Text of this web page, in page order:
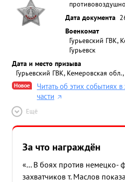
Дата документа
Военкомат
Гурьевский ГВК,
Гурьевск
Дата и место призыва
Гурьевский ГВК, Кемеровская обл.,
Новое
Читать об этих событиях
части
Ещё
За что награждён
«... В боях против немецко-
захватчиков т. Маслов